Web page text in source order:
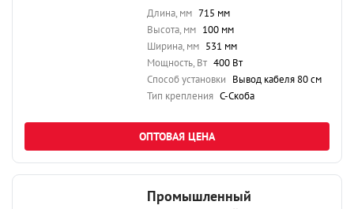
Длина, мм 715 мм
Высота, мм 100 мм
Ширина, мм 531 мм
Мощность, Вт 400 Вт
Способ установки Вывод кабеля 80 см
Тип крепления С-Скоба
ОПТОВАЯ ЦЕНА
Промышленный